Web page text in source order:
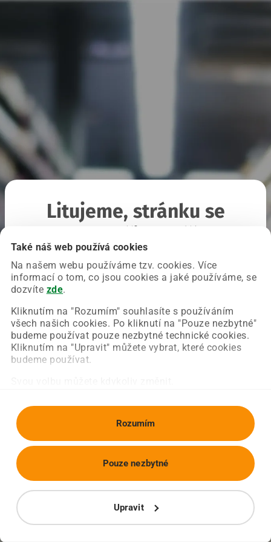
Také náš web používá cookies
Na našem webu používáme tzv. cookies. Více
informací o tom, co jsou cookies a jaké používáme, se
dozvíte zde.
Kliknutím na "Rozumím" souhlasíte s používáním
všech našich cookies. Po kliknutí na "Pouze nezbytné"
budeme používat pouze nezbytné technické cookies.
Kliknutím na "Upravit" můžete vybrat, které cookies
budeme používat.
Rozumím
Upravit
Pouze nezbytné
Litujeme, stránku se
Chyba nastala na naší straně a už ji opravujeme.
Zkuste prosím znovu načíst požadovanou stránku.
Obnovit stránku Úvodní strana